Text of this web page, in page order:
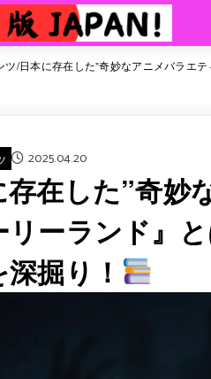
ツ 日本に存在した”奇妙なアニメバラエ
2025.04.20
存在した”奇妙
リーランド』
掘り！